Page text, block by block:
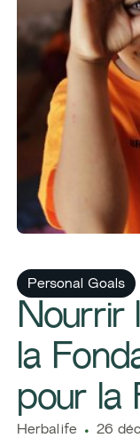
Personal Goals
Nourrir
la
pour la
Herbalife 26